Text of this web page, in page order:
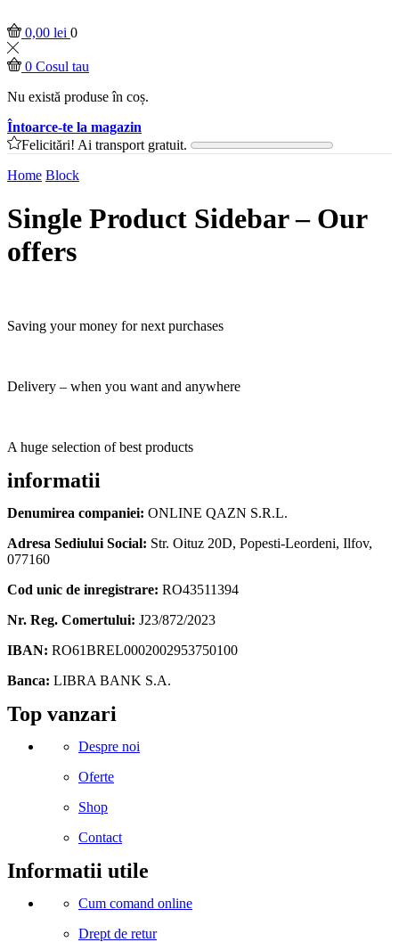
0,00 lei 0
0 Cosul tau
Nu există produse în coș.
Întoarce-te la magazin
Felicitări! Ai transport gratuit.
Home Block
Single Product Sidebar – Our
offers
Saving your money for next purchases
Delivery – when you want and anywhere
A huge selection of best products
informatii
Denumirea companiei: ONLINE QAZN S.R.L.
Adresa Sediului Social: Str. Oituz 20D, Popesti-Leordeni, Ilfov,
077160
Cod unic de inregistrare: RO43511394
Nr. Reg. Comertului: J23/872/2023
IBAN: RO61BREL0002002953750100
Banca: LIBRA BANK S.A.
Facebook
Instagram
Linkedin
Snapchat
Tik-
tok
Telegram
Top vanzari
Despre noi
Oferte
Shop
Contact
Informatii utile
Cum comand online
Drept de retur